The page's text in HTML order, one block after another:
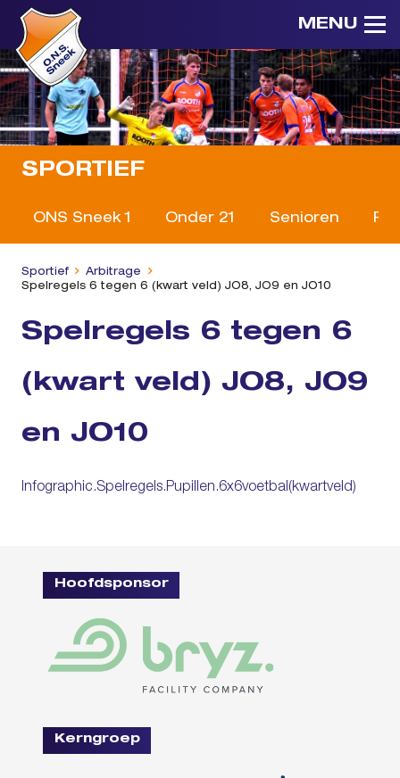
MENU
SPORTIEF
ONS Sneek 1 Onder 21 Senioren
Sportief
Arbitrage
Spelregels 6 tegen 6 (kwart veld) JO8, JO9 en JO10
Spelregels 6 tegen 6
(kwart veld) JO8, JO9
en JO10
Infographic.Spelregels.Pupillen.6x6voetbal(kwartveld)
Hoofdsponsor
Kerngroep